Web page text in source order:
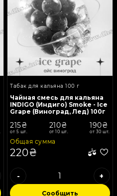
Табак для кальяна 100 г
Чайная смесь для кальяна
INDIGO (Индиго) Smoke - Ice
Grape (Виноград, Лед) 100г
215₴
от 5 шт.
210₴
от 10 шт.
190₴
от 30 шт.
Общая сумма
220₴
- +
Сообщить